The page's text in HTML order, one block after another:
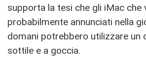
supporta la tesi che gli iMac che
probabilmente annunciati nella
domani potrebbero utilizzare un
sottile e a goccia.